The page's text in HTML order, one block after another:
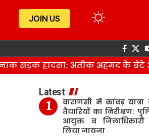
JOIN US
सड़क हादसा: अतीक अहमद के बेटे
Latest
वाराणसी में कांवड़ यात्रा
तैयारियों का निरीक्षण:
आयुक्त व
लिया जायजा